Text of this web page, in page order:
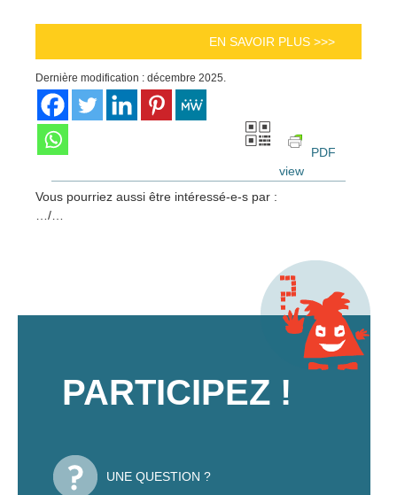
EN SAVOIR PLUS >>>
Dernière modification : décembre 2025.
PDF
view
Vous pourriez aussi être intéressé-e-s par :
…/…
PARTICIPEZ !
UNE QUESTION ?